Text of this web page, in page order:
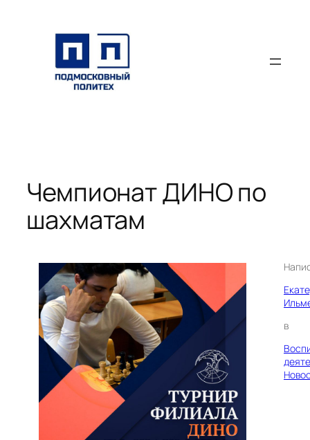
содержимому
Чемпионат ДИНО по
шахматам
в